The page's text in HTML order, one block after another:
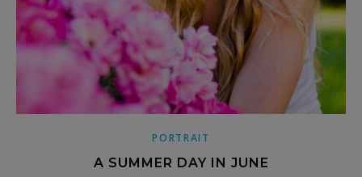
PORTRAIT
A SUMMER DAY IN JUNE